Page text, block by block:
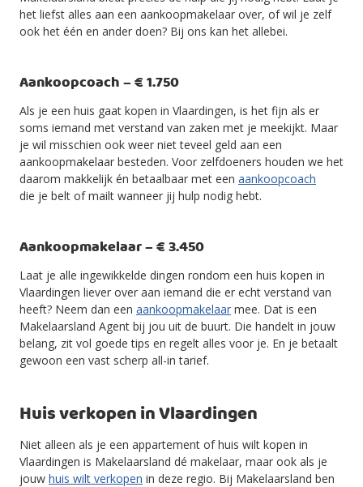
het liefst alles aan een aankoopmakelaar over, of wil je zelf
ook het één en ander doen? Bij ons kan het allebei.
Aankoopcoach – € 1.750
Als je een huis gaat kopen in Vlaardingen, is het fijn als er
soms iemand met verstand van zaken met je meekijkt. Maar
je wil misschien ook weer niet teveel geld aan een
aankoopmakelaar besteden. Voor zelfdoeners houden we het
daarom makkelijk én betaalbaar met een aankoopcoach
die je belt of mailt wanneer jij hulp nodig hebt.
Aankoopmakelaar – € 3.450
Laat je alle ingewikkelde dingen rondom een huis kopen in
Vlaardingen liever over aan iemand die er echt verstand van
heeft? Neem dan een aankoopmakelaar mee. Dat is een
Makelaarsland Agent bij jou uit de buurt. Die handelt in jouw
belang, zit vol goede tips en regelt alles voor je. En je betaalt
gewoon een vast scherp all-in tarief.
Huis verkopen in Vlaardingen
Niet alleen als je een appartement of huis wilt kopen in
Vlaardingen is Makelaarsland dé makelaar, maar ook als je
jouw huis wilt verkopen in deze regio. Bij Makelaarsland ben